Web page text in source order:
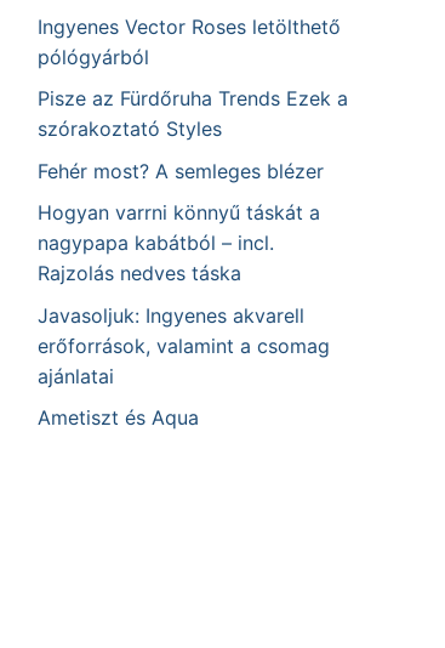
Ingyenes Vector Roses letölthető
pólógyárból
Pisze az Fürdőruha Trends Ezek a
szórakoztató Styles
Fehér most? A semleges blézer
Hogyan varrni könnyű táskát a
nagypapa kabátból – incl.
Rajzolás nedves táska
Javasoljuk: Ingyenes akvarell
erőforrások, valamint a csomag
ajánlatai
Ametiszt és Aqua